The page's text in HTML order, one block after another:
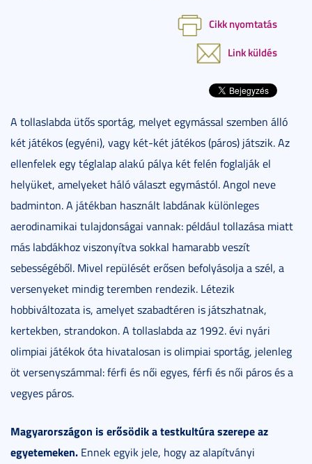
Cikk nyomtatás
Link küldés
A tollaslabda ütős sportág, melyet egymással szemben álló
két játékos (egyéni), vagy két-két játékos (páros) játszik. Az
ellenfelek egy téglalap alakú pálya két felén foglalják el
helyüket, amelyeket háló választ egymástól. Angol neve
badminton. A játékban használt labdának különleges
aerodinamikai tulajdonságai vannak: például tollazása miatt
más labdákhoz viszonyítva sokkal hamarabb veszít
sebességéből. Mivel repülését erősen befolyásolja a szél, a
versenyeket mindig teremben rendezik. Létezik
hobbiváltozata is, amelyet szabadtéren is játszhatnak,
kertekben, strandokon. A tollaslabda az 1992. évi nyári
olimpiai játékok óta hivatalosan is olimpiai sportág, jelenleg
öt versenyszámmal: férfi és női egyes, férfi és női páros és a
vegyes páros.
Magyarországon is erősödik a testkultúra szerepe az
egyetemeken. Ennek egyik jele, hogy az alapítványi